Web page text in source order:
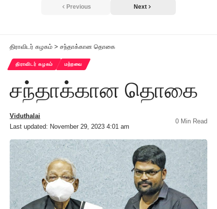
Previous Next
திராவிடர் கழகம் > சந்தாக்கான தொகை
திராவிடர் கழகம் மற்றவை
சந்தாக்கான தொகை
Last updated: November 29, 2023 4:01 am
Viduthalai
0 Min Read